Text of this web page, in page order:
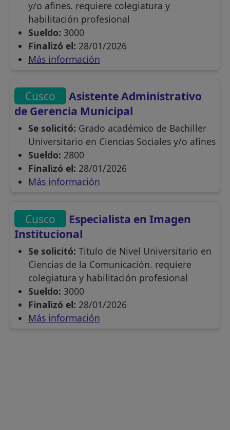
y/o afines. requiere colegiatura y
habilitación profesional
Sueldo: 3000
Finalizó el: 28/01/2026
Más información
Cusco
Asistente Administrativo
de Gerencia Municipal
Se solicitó: Grado académico de Bachiller
Universitario en Ciencias Sociales y/o afines
Sueldo: 2800
Finalizó el: 28/01/2026
Más información
Cusco
Especialista en Imagen
Institucional
Se solicitó: Titulo de Nivel Universitario en
Ciencias de la Comunicación. requiere
colegiatura y habilitación profesional
Sueldo: 3000
Finalizó el: 28/01/2026
Más información